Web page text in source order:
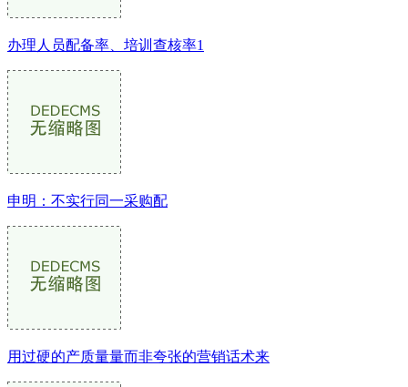
办理人员配备率、培训查核率1
申明：不实行同一采购配
用过硬的产质量量而非夸张的营销话术来